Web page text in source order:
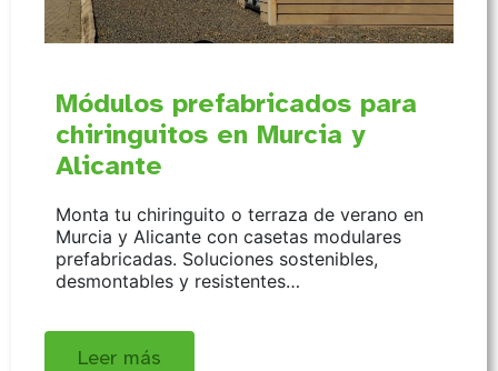
Módulos prefabricados para
chiringuitos en Murcia y
Alicante
Monta tu chiringuito o terraza de verano en
Murcia y Alicante con casetas modulares
prefabricadas. Soluciones sostenibles,
desmontables y resistentes…
Leer más